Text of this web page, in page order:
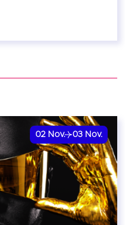
02 Nov. 03 Nov.